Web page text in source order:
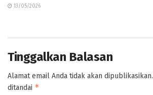
13/05/2026
Tinggalkan Balasan
Alamat email Anda tidak akan dipublikasikan.
ditandai *